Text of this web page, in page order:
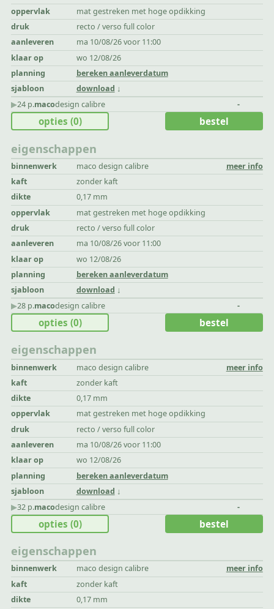
oppervlak
mat gestreken met hoge opdikking
druk
recto / verso full color
aanleveren
ma 10/08/26 voor 11:00
klaar op
wo 12/08/26
planning
bereken aanleverdatum
sjabloon
download
▶︎24 p.macodesign calibre -
eigenschappen
binnenwerk maco design calibre
meer info
kaft
zonder kaft
dikte
0,17 mm
oppervlak
mat gestreken met hoge opdikking
druk
recto / verso full color
aanleveren
ma 10/08/26 voor 11:00
klaar op
wo 12/08/26
planning
bereken aanleverdatum
sjabloon
download
opties (0) bestel
▶︎28 p.macodesign calibre -
eigenschappen
binnenwerk maco design calibre
meer info
kaft
zonder kaft
dikte
0,17 mm
oppervlak
mat gestreken met hoge opdikking
druk
recto / verso full color
aanleveren
ma 10/08/26 voor 11:00
klaar op
wo 12/08/26
planning
bereken aanleverdatum
sjabloon
download
opties (0) bestel
▶︎32 p.macodesign calibre -
eigenschappen
binnenwerk maco design calibre
meer info
kaft
zonder kaft
dikte
0,17 mm
opties (0) bestel